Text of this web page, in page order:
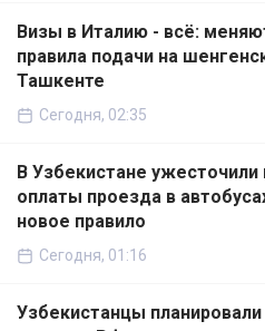
Визы в Италию - всё:
правила подачи на
Ташкенте
Сегодня, 02:35
В Узбекистане ужесточили
оплаты проезда в
новое правило
Сегодня, 01:16
Узбекистанцы планировали